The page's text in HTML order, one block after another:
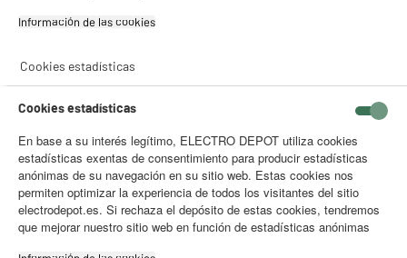
RUIDO DEL ASPIRADOR
Existen principalmente tres
carga frontal, lavadora de carga superior y lavadora-secadora.
Aunque la gran mayoría de hogares españoles poseen
de la cuota de este mercado, las lavadoras de carga superior
son muy útiles en hogares donde el espacio para su ubicación
es reducido, ya que son más compactas.
Las lavadoras-secadoras tienen la ventaja de que nos dan la
funcionalidad de dos productos en uno pero su eficiencia
Información de las cookies‎
Cookies estadísticas
Cookies estadísticas
En base a su interés legítimo, ELECTRO DEPOT utiliza cookies
estadísticas exentas de consentimiento para producir estadísticas
anónimas de su navegación en su sitio web. Estas cookies nos
permiten optimizar la experiencia de todos los visitantes del sitio
electrodepot.es. Si rechaza el depósito de estas cookies, tendremos
que mejorar nuestro sitio web en función de estadísticas anónimas